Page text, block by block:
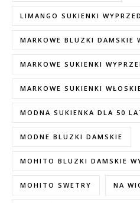
LIMANGO SUKIENKI
MARKOWE BLUZKI DAMSKIE
MARKOWE SUKIENKI
MARKOWE SUKIENKI
MODNA SUKIENKA DLA 50
MODNE BLUZKI DAMSKIE
MOHITO BLUZKI DAMSKIE
MOHITO SWETRY NA